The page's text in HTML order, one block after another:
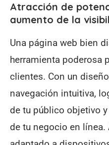
Atracción de
aumento de la
Una página web bien
herramienta poderosa
clientes. Con un
navegación intuitiva,
de tu público objetivo
de tu negocio en línea.